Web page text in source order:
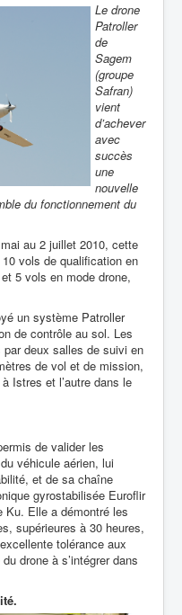
Le drone
Patroller
de
Sagem
(groupe
Safran)
vient
d’achever
avec
succès
une
nouvelle
du fonctionnement du
au 2 juillet 2010, cette
vols de qualification en
5 vols en mode drone,
un système Patroller
de contrôle au sol. Les
par deux salles de suivi en
de vol et de mission,
Istres et l’autre dans le
de valider les
véhicule aérien, lui
et de sa chaîne
gyrostabilisée Euroflir
Ku. Elle a démontré les
supérieures à 30 heures,
tolérance aux
drone à s’intégrer dans